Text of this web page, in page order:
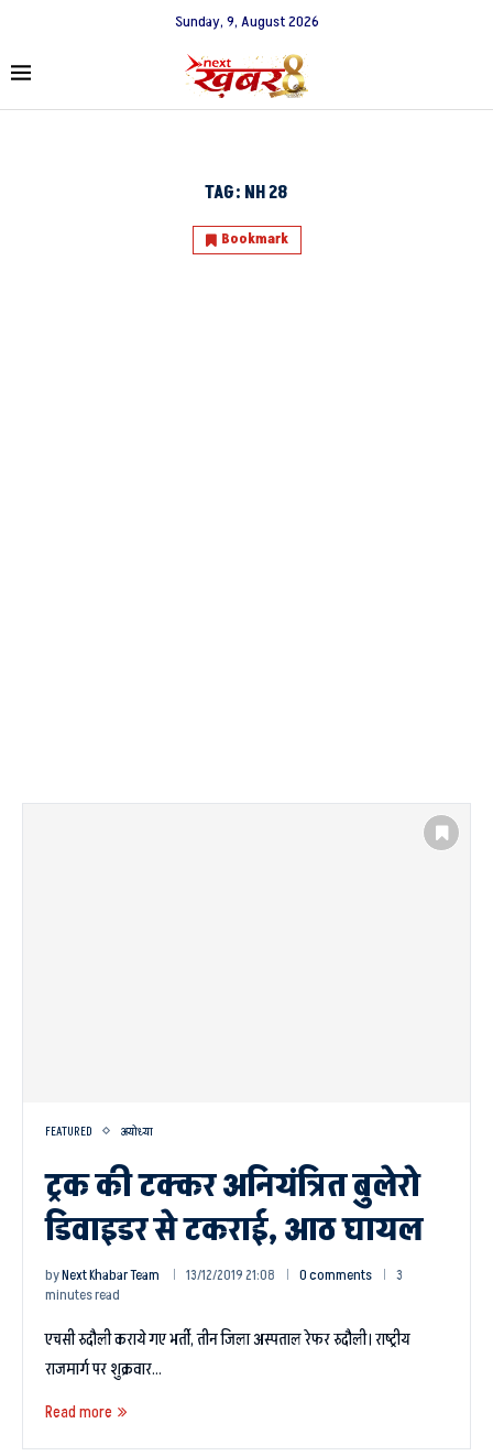
Sunday, 9, August 2026
TAG: NH 28
Bookmark
FEATURED अयोध्या
ट्रक की टक्कर अनियंत्रित बुलेरो
डिवाइडर से टकराई, आठ घायल
byNext Khabar Team 13/12/2019 21:08 0 comments
3
minutes read
एचसी रुदौली कराये गए भर्ती, तीन जिला अस्पताल रेफर रुदौली। राष्ट्रीय
राजमार्ग पर शुक्रवार…
Read more